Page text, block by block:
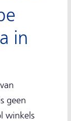
in
geen
winkels